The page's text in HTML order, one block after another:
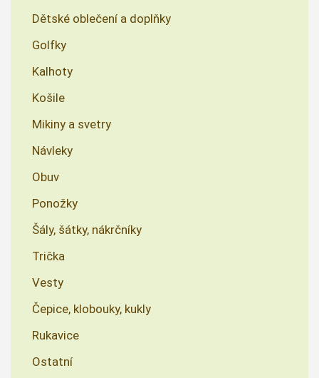
Dětské oblečení a doplňky
Golfky
Kalhoty
Košile
Mikiny a svetry
Návleky
Obuv
Ponožky
Šály, šátky, nákrčníky
Trička
Vesty
Čepice, klobouky, kukly
Rukavice
Ostatní